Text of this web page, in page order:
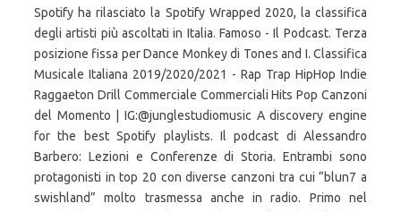
Spotify ha rilasciato la Spotify Wrapped 2020, la classifica
degli artisti più ascoltati in Italia. Famoso - Il Podcast. Terza
posizione fissa per Dance Monkey di Tones and I. Classifica
Musicale Italiana 2019/2020/2021 - Rap Trap HipHop Indie
Raggaeton Drill Commerciale Commerciali Hits Pop Canzoni
del Momento | IG:@junglestudiomusic A discovery engine
for the best Spotify playlists. Il podcast di Alessandro
Barbero: Lezioni e Conferenze di Storia. Entrambi sono
protagonisti in top 20 con diverse canzoni tra cui “blun7 a
swishland” molto trasmessa anche in radio. Primo nel